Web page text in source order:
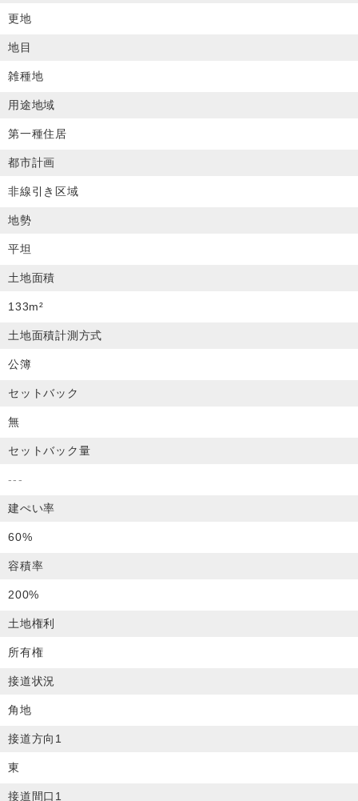
更地
地目
雑種地
用途地域
第一種住居
都市計画
非線引き区域
地勢
平坦
土地面積
133m²
土地面積計測方式
公簿
セットバック
無
セットバック量
---
建ぺい率
60%
容積率
200%
土地権利
所有権
接道状況
角地
接道方向1
東
接道間口1